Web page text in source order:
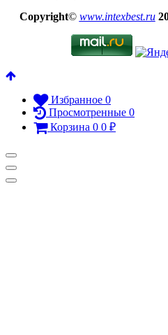
Copyright© www.intexbest.ru
Избранное 0
Просмотренные 0
Корзина 0 0 ₽